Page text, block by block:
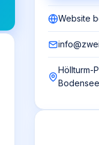
Website
Höllturm-
Bodensee